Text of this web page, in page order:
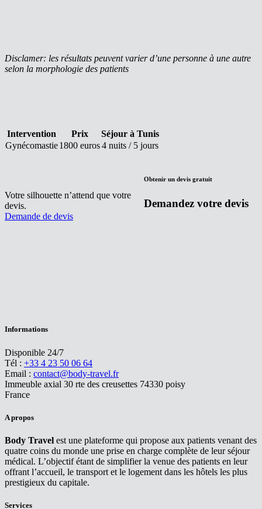
Disclamer: les résultats peuvent varier d’une personne à une autre
selon la morphologie des patients
Intervention Prix
Séjour à Tunis
Gynécomastie1800 euros4 nuits / 5 jours
Obtenir un devis gratuit
Demandez votre devis
Votre silhouette n’attend que votre
devis.
Demande de devis
Informations
Disponible 24/7
Tél : +33 4 23 50 06 64
Email : contact@body-travel.fr
Immeuble axial 30 rte des creusettes 74330 poisy
France
A propos
Body Travel est une plateforme qui propose aux patients venant des
quatre coins du monde une prise en charge complète de leur séjour
médical. L’objectif étant de simplifier la venue des patients en leur
offrant l’accueil, le transport et le logement dans les hôtels les plus
prestigieux du capitale.
Services